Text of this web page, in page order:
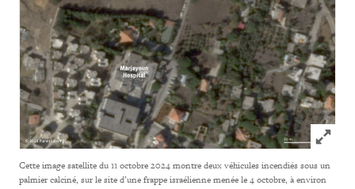
Click to
Cette image satellite du 11 octobre 2024 montre deux véhicules incendiés sous un
palmier calciné, sur le site d’une frappe israélienne menée le 4 octobre, à environ